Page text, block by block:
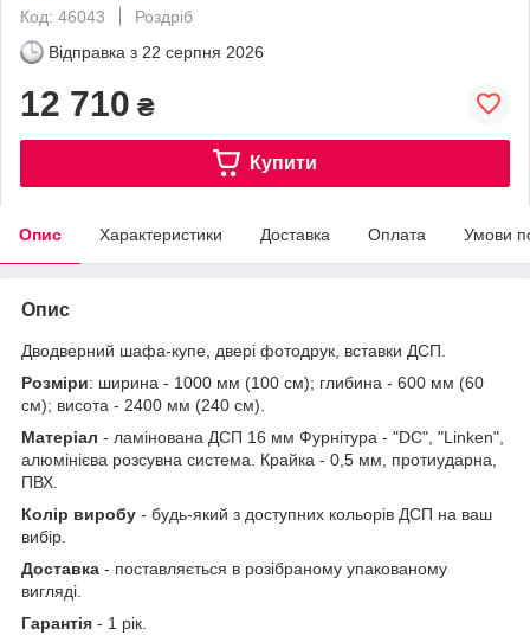
Код: 46043
Роздріб
Відправка з 22 серпня 2026
12 710 ₴
Купити
Опис Характеристики Доставка Оплата Умови
Опис
Дводверний шафа-купе, двері фотодрук, вставки ДСП.
Розміри: ширина - 1000 мм (100 см); глибина - 600 мм (60
см); висота - 2400 мм (240 см).
Матеріал - ламінована ДСП 16 мм Фурнітура - "DC", "Linken",
алюмінієва розсувна система. Крайка - 0,5 мм, протиударна,
ПВХ.
Колір виробу - будь-який з доступних кольорів ДСП на ваш
вибір.
Доставка - поставляється в розібраному упакованому
вигляді.
Гарантія - 1 рік.